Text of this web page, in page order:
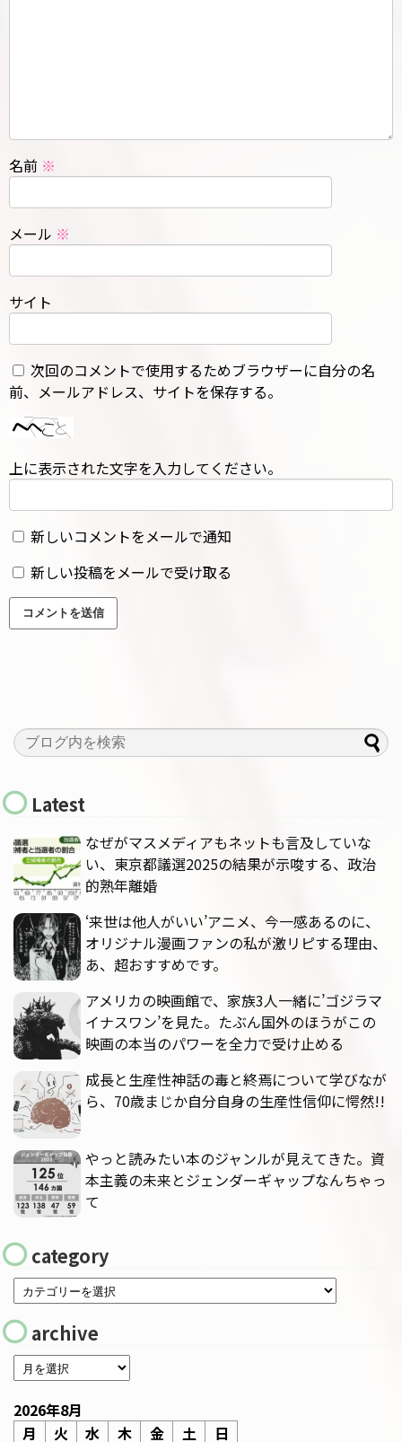
名前 ※
メール ※
サイト
次回のコメントで使用するためブラウザーに自分の名
前、メールアドレス、サイトを保存する。
上に表示された文字を入力してください。
新しいコメントをメールで通知
新しい投稿をメールで受け取る
Latest
なぜがマスメディアもネットも言及していな
い、東京都議選2025の結果が示唆する、政治
的熟年離婚
‘来世は他人がいい’アニメ、今一感あるのに、
オリジナル漫画ファンの私が激リピする理由、
あ、超おすすめです。
アメリカの映画館で、家族3人一緒に’ゴジラマ
イナスワン’を見た。たぶん国外のほうがこの
映画の本当のパワーを全力で受け止める
成長と生産性神話の毒と終焉について学びなが
ら、70歳まじか自分自身の生産性信仰に愕然!!
やっと読みたい本のジャンルが見えてきた。資
本主義の未来とジェンダーギャップなんちゃっ
て
category
archive
2026年8月
月
火 水 木 金 土 日